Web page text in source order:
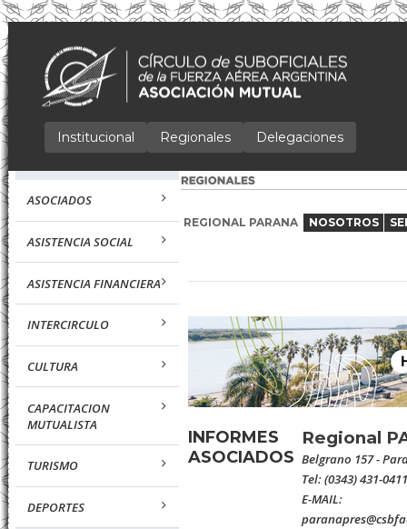
Institucional Regionales Delegaciones
ASOCIADOS
ASISTENCIA SOCIAL
ASISTENCIA FINANCIERA
INTERCIRCULO
CULTURA
CAPACITACION
MUTUALISTA
TURISMO
DEPORTES
REGIONAL PARANA NOSOTROS
INFORMES
ASOCIADOS
Regional
Belgrano 157 -
Tel: (0343) 431-
E-MAIL: